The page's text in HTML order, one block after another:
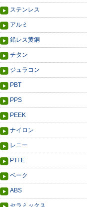
ステンレス
アルミ
鉛レス黄銅
チタン
ジュラコン
PBT
PPS
PEEK
ナイロン
レニー
PTFE
ベーク
ABS
セラミックス